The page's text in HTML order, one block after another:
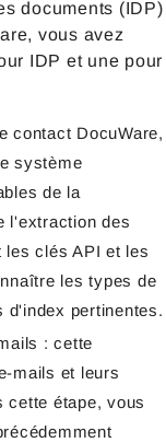
documents (IDP)
vous avez
IDP et une pour
contact DocuWare,
système
de la
l'extraction des
les clés API et les
les types de
d'index pertinentes.
: cette
mails et leurs
cette étape, vous